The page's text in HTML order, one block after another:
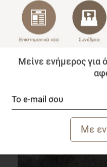
Το οξικό μειώνει την
ομοιοστατικού
Επιστημονικά Νέα
Μείνε ενήμερος για